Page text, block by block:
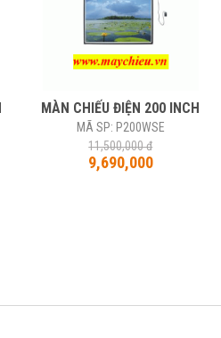
MÀN CHIẾU ĐIỆN 200 INCH
MÃ SP: P200WSE
11,500,000 đ
9,690,000